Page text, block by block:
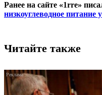
Ранее на сайте «1rre»
низкоуглеводное
Читайте также